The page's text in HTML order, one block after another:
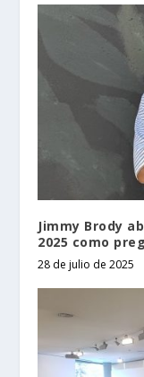
Jimmy Brody
2025 como
28 de julio de 2025